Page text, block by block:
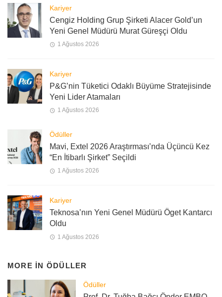
Kariyer
Cengiz Holding Grup Şirketi Alacer Gold’un
Yeni Genel Müdürü Murat Güreşçi Oldu
1 Ağustos 2026
Kariyer
P&G’nin Tüketici Odaklı Büyüme Stratejisinde
Yeni Lider Atamaları
1 Ağustos 2026
Ödüller
Mavi, Extel 2026 Araştırması’nda Üçüncü Kez
“En İtibarlı Şirket” Seçildi
1 Ağustos 2026
Kariyer
Teknosa’nın Yeni Genel Müdürü Öget Kantarcı
Oldu
1 Ağustos 2026
MORE IN ÖDÜLLER
Ödüller